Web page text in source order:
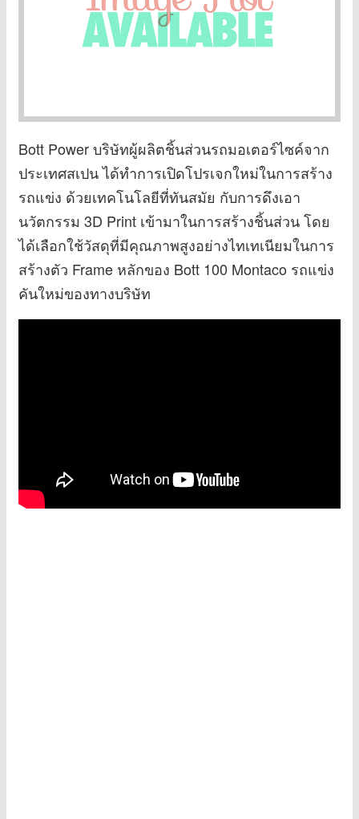
Bott Power บริษัทผู้ผลิตชิ้นส่วนรถมอเตอร์ไซค์จาก
ประเทศสเปน ได้ทำการเปิดโปรเจกใหม่ในการสร้าง
รถแข่ง ด้วยเทคโนโลยีที่ทันสมัย กับการดึงเอา
นวัตกรรม 3D Print เข้ามาในการสร้างชิ้นส่วน โดย
ได้เลือกใช้วัสดุที่มีคุณภาพสูงอย่างไทเทเนียมในการ
สร้างตัว Frame หลักของ Bott 100 Montaco รถแข่ง
คันใหม่ของทางบริษัท